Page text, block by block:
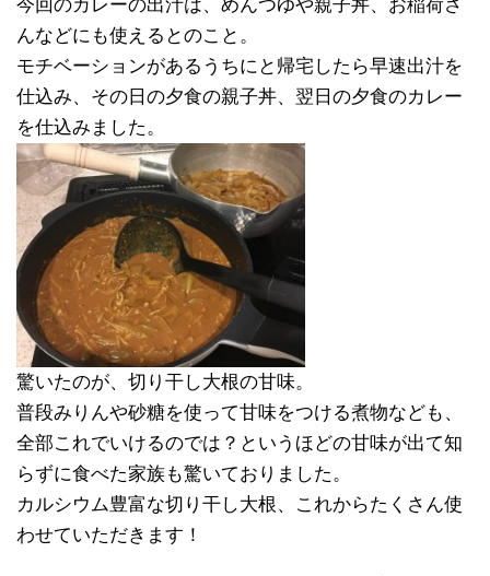
今回のカレーの出汁は、めんつゆや親子丼、お稲荷さ
んなどにも使えるとのこと。
モチベーションがあるうちにと帰宅したら早速出汁を
仕込み、その日の夕食の親子丼、翌日の夕食のカレー
を仕込みました。
驚いたのが、切り干し大根の甘味。
普段みりんや砂糖を使って甘味をつける煮物なども、
全部これでいけるのでは？というほどの甘味が出て知
らずに食べた家族も驚いておりました。
カルシウム豊富な切り干し大根、これからたくさん使
わせていただきます！